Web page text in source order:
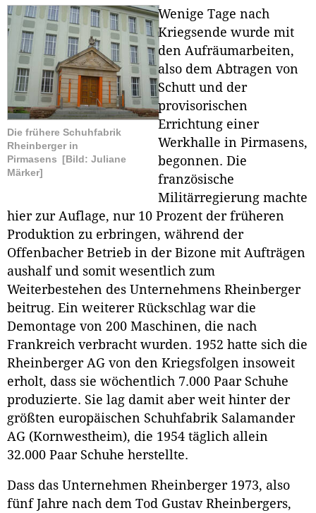
Die frühere Schuhfabrik
Rheinberger in
Pirmasens [Bild: Juliane
Märker]
Wenige Tage nach
Kriegsende wurde mit
den Aufräumarbeiten,
also dem Abtragen von
Schutt und der
provisorischen
Errichtung einer
Werkhalle in Pirmasens,
begonnen. Die
französische
Militärregierung machte
hier zur Auflage, nur 10 Prozent der früheren
Produktion zu erbringen, während der
Offenbacher Betrieb in der Bizone mit Aufträgen
aushalf und somit wesentlich zum
Weiterbestehen des Unternehmens Rheinberger
beitrug. Ein weiterer Rückschlag war die
Demontage von 200 Maschinen, die nach
Frankreich verbracht wurden. 1952 hatte sich die
Rheinberger AG von den Kriegsfolgen insoweit
erholt, dass sie wöchentlich 7.000 Paar Schuhe
produzierte. Sie lag damit aber weit hinter der
größten europäischen Schuhfabrik Salamander
AG (Kornwestheim), die 1954 täglich allein
32.000 Paar Schuhe herstellte.
Dass das Unternehmen Rheinberger 1973, also
fünf Jahre nach dem Tod Gustav Rheinbergers,